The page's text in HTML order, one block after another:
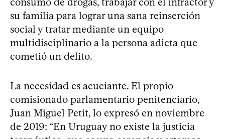
su familia para lograr una sana reinserción
social y tratar mediante un equipo
multidisciplinario a la persona adicta que
cometió un delito.
La necesidad es acuciante. El propio
comisionado parlamentario penitenciario,
Juan Miguel Petit, lo expresó en noviembre
de 2019: “En Uruguay no existe la justicia